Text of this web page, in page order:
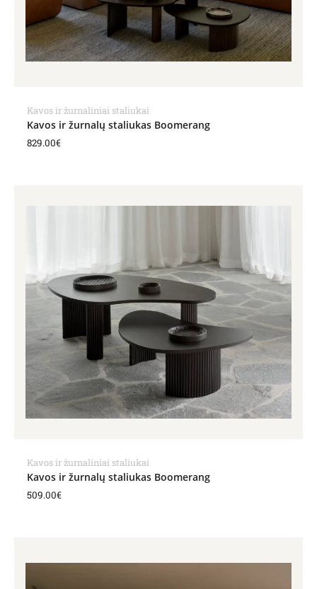
Kavos ir žurnaliniai staliukai
Kavos ir žurnalų staliukas Boomerang
829.00€
Kavos ir žurnaliniai staliukai
Kavos ir žurnalų staliukas Boomerang
509.00€